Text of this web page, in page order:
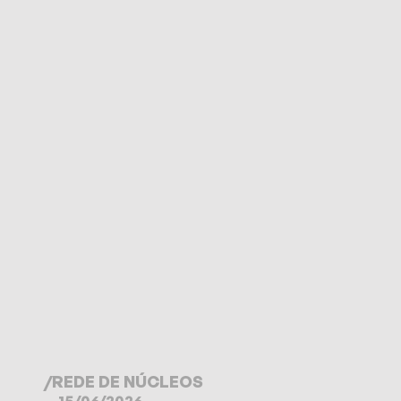
/REDE DE NÚCLEOS